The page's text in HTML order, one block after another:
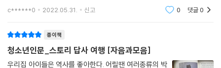
답사까지 이어지게 만든 역사책, 온가족이 함께 읽는 초등
c******0 2022.05.31. 신고 0 댓글0
종이책
청소년인문_스토리 답사 여행 [자음과모음]
우리집 아이들은 역사를 좋아한다. 어릴땐 여러종류의 박